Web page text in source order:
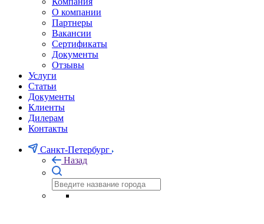
О компании
Партнеры
Вакансии
Сертификаты
Документы
Отзывы
Услуги
Статьи
Документы
Клиенты
Дилерам
Контакты
Санкт-Петербург
Назад